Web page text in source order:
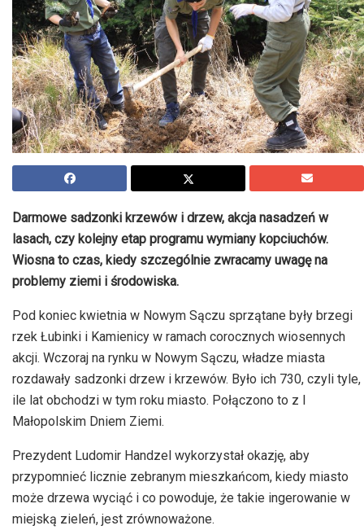
Darmowe sadzonki krzewów i drzew, akcja nasadzeń w
lasach, czy kolejny etap programu wymiany kopciuchów.
Wiosna to czas, kiedy szczególnie zwracamy uwagę na
problemy ziemi i środowiska.
Pod koniec kwietnia w Nowym Sączu sprzątane były brzegi
rzek Łubinki i Kamienicy w ramach corocznych wiosennych
akcji. Wczoraj na rynku w Nowym Sączu, władze miasta
rozdawały sadzonki drzew i krzewów. Było ich 730, czyli tyle,
ile lat obchodzi w tym roku miasto. Połączono to z I
Małopolskim Dniem Ziemi.
Prezydent Ludomir Handzel wykorzystał okazję, aby
przypomnieć licznie zebranym mieszkańcom, kiedy miasto
może drzewa wyciąć i co powoduje, że takie ingerowanie w
miejską zieleń, jest zrównoważone.